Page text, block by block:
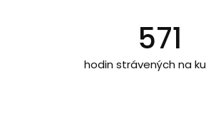
571
hodin strávených na